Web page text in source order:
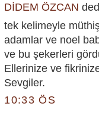
DİDEM ÖZCAN
tek kelimeyle
adamlar ve noel
ve bu şekerleri
Ellerinize ve
Sevgiler.
10:33 ÖS